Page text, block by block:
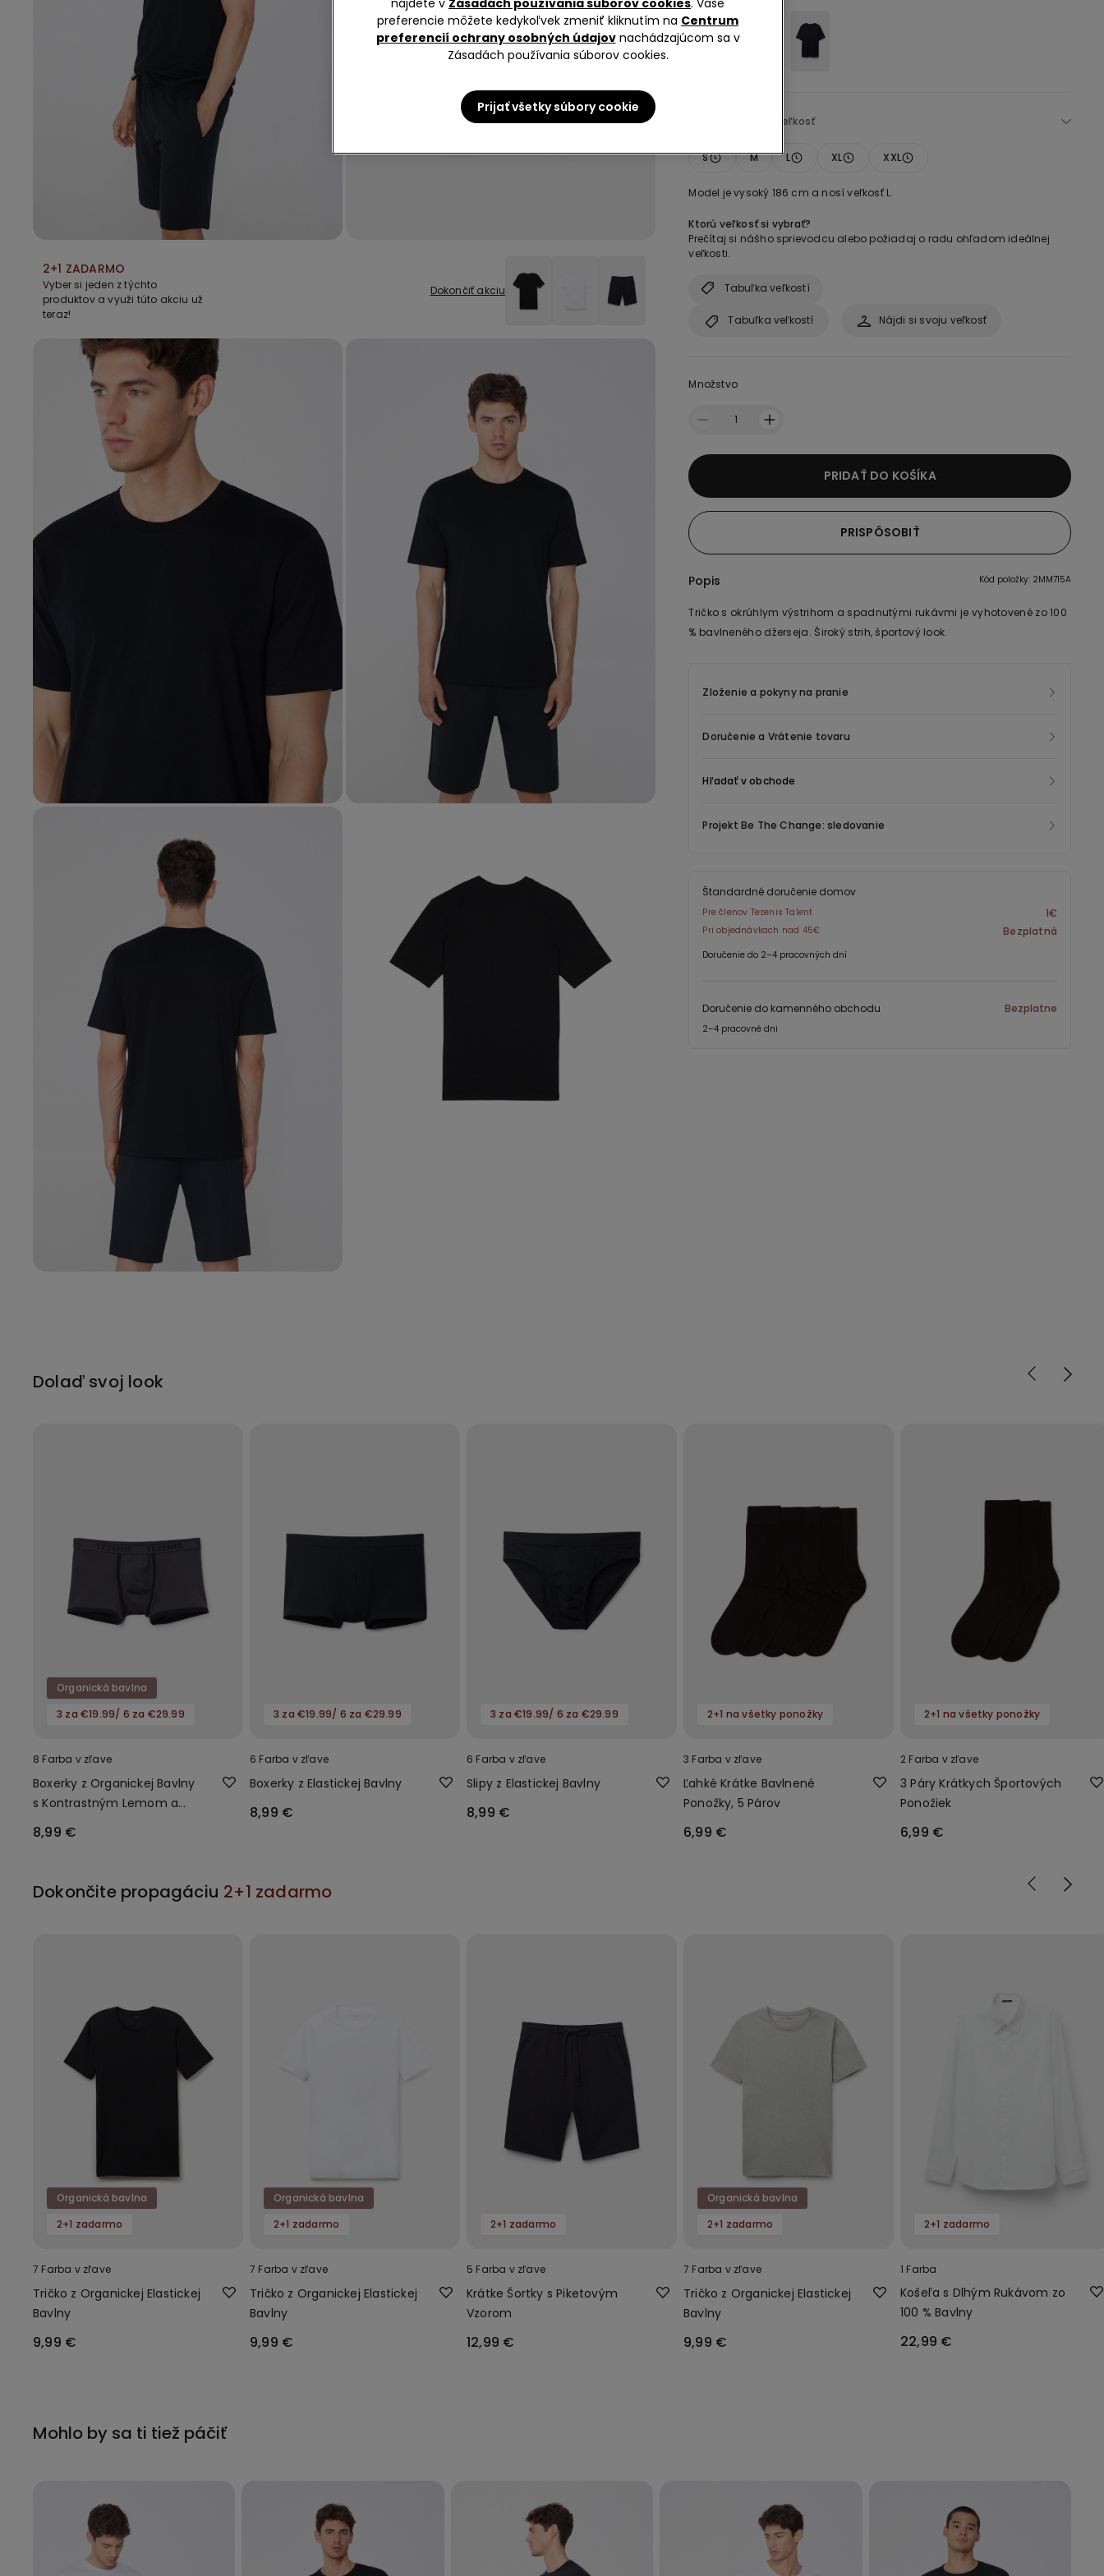
2+1 ZADARMO
Vyber si jeden z týchto
produktov a využi túto akciu už
teraz!
Dokončiť akciu
Vybrať veľkosť
S M L XL XXL
Model je vysoký 186 cm a nosí veľkosť L.
Ktorú veľkosť si vybrať?
Prečítaj si nášho sprievodcu alebo požiadaj o radu ohľadom ideálnej
veľkosti.
Tabuľka veľkostí
Nájdi si svoju veľkosť
Tabuľka veľkostí
Množstvo
1
PRIDAŤ DO KOŠÍKA
PRISPÔSOBIŤ
Popis Kód položky: 2MM715A
Tričko s okrúhlym výstrihom a spadnutými rukávmi je vyhotovené zo 100
% bavlneného džerseja. Široký strih, športový look.
Zloženie a pokyny na pranie
Doručenie a Vrátenie tovaru
Hľadať v obchode
Projekt Be The Change: sledovanie
Štandardné doručenie domov
Pre členov Tezenis Talent 1€
Pri objednávkach nad 45€ Bezplatná
Doručenie do 2–4 pracovných dní
Doručenie do kamenného obchodu Bezplatne
2–4 pracovné dni
Dolaď svoj look
Organická bavlna
3 za €19.99/ 6 za €29.99
8 Farba v zľave
Boxerky z Organickej Bavlny
s Kontrastným Lemom a
8,99 €
3 za €19.99/ 6 za €29.99
6 Farba v zľave
Boxerky z Elastickej Bavlny
8,99 €
3 za €19.99/ 6 za €29.99
6 Farba v zľave
Slipy z Elastickej Bavlny
8,99 €
2+1 na všetky ponožky
3 Farba v zľave
Ľahké Krátke Bavlnené
Ponožky, 5 Párov
6,99 €
2+1 na všetky ponožky
2 Farba v zľave
3 Páry Krátkych Športových
Ponožiek
6,99 €
Dokončite propagáciu 2+1 zadarmo
Organická bavlna
2+1 zadarmo
7 Farba v zľave
Tričko z Organickej Elastickej
Bavlny
9,99 €
Organická bavlna
2+1 zadarmo
7 Farba v zľave
Tričko z Organickej Elastickej
Bavlny
9,99 €
2+1 zadarmo
5 Farba v zľave
Krátke Šortky s Piketovým
Vzorom
12,99 €
Organická bavlna
2+1 zadarmo
7 Farba v zľave
Tričko z Organickej Elastickej
Bavlny
9,99 €
2+1 zadarmo
1 Farba
Košeľa s Dlhým Rukávom zo
100 % Bavlny
22,99 €
Mohlo by sa ti tiež páčiť
nájdete v Zásadách používania súborov cookies. Vaše
preferencie môžete kedykoľvek zmeniť kliknutím na Centrum
preferencií ochrany osobných údajovnachádzajúcom sa v
Zásadách používania súborov cookies.
Prijať všetky súbory cookie